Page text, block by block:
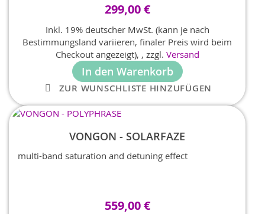
299,00 €
Inkl. 19% deutscher MwSt. (kann je nach
Bestimmungsland variieren, finaler Preis wird beim
Checkout angezeigt), , zzgl. Versand
In den Warenkorb
ZUR WUNSCHLISTE HINZUFÜGEN
VONGON - SOLARFAZE
multi-band saturation and detuning effect
559,00 €